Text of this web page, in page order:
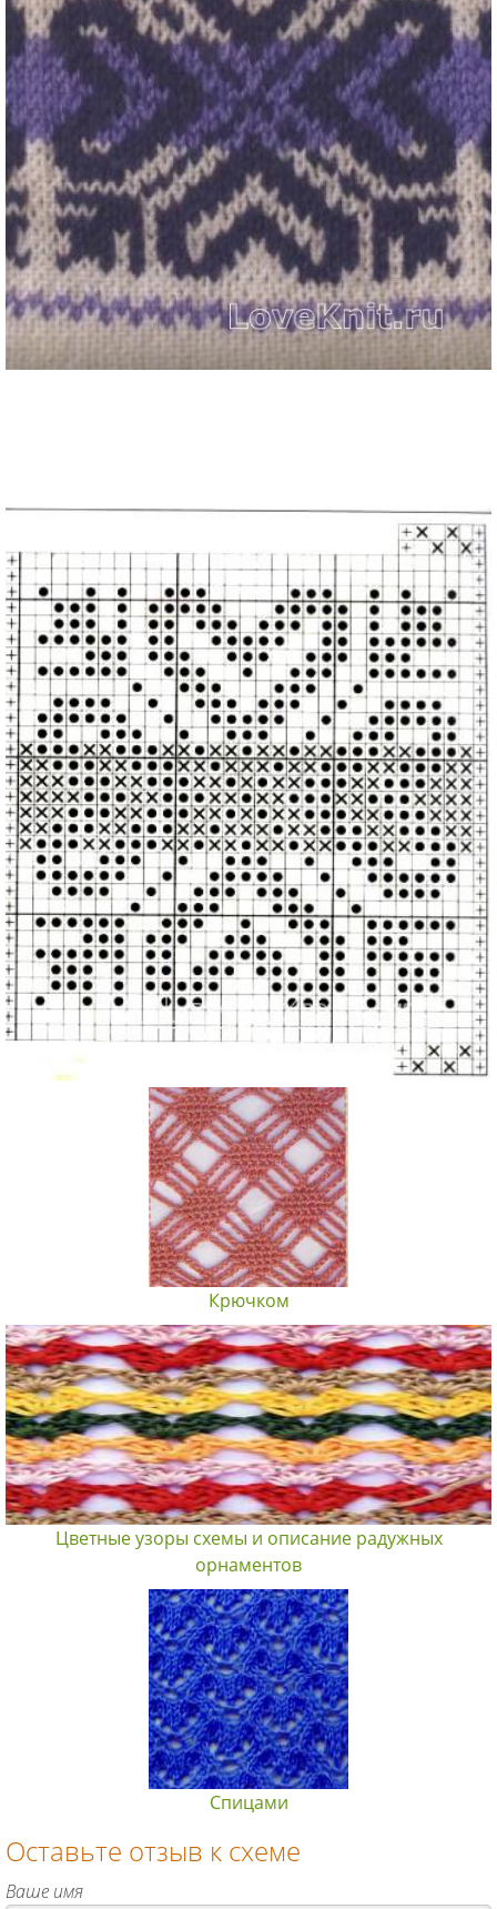
Крючком
Цветные узоры схемы и описание радужных
орнаментов
Спицами
Оставьте отзыв к схеме
Ваше имя